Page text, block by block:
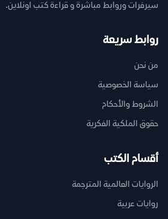
سيرفرات وروابط مباشرة و قراءة كتب اونلاين.
روابط سريعة
من نحن
سياسة الخصوصية
الشروط والأحكام
حقوق الملكية الفكرية
أقسام الكتب
الروايات العالمية المترجمة
روايات عربية